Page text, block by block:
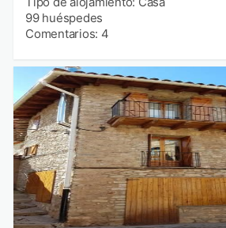
99 huéspedes
Comentarios: 4